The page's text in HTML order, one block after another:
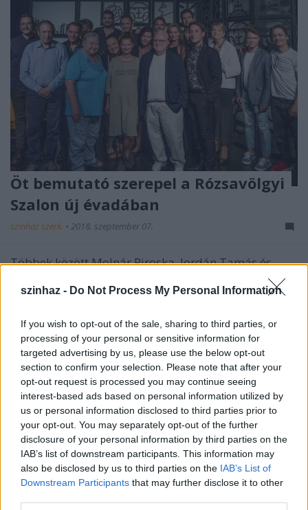
szinhaz - Do Not Process My Personal Information
If you wish to opt-out of the sale, sharing to third parties, or
processing of your personal or sensitive information for
targeted advertising by us, please use the below opt-out
section to confirm your selection. Please note that after your
opt-out request is processed you may continue seeing
interest-based ads based on personal information utilized by
us or personal information disclosed to third parties prior to
your opt-out. You may separately opt-out of the further
disclosure of your personal information by third parties on the
IAB’s list of downstream participants. This information may
also be disclosed by us to third parties on the IAB’s List of
Downstream Participants that may further disclose it to other
Öt bemutató szerepel a Rózsavölgyi
Szalon új évadában
szinhaz szerk. • 2018. szeptember 07.
Többek között Molnár Piroska, Jordán Tamás és
Alföldi Róbert is fog játszani a most induló évadban.